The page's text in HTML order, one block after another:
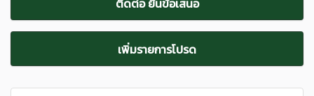
เพิ่มรายการโปรด